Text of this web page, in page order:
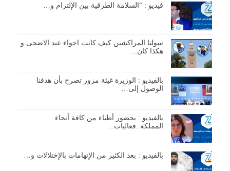
فيديو : “السلامة الطرقية بين الإلتزام و…
سولنا المراكشين كيف كانت اجواء عيد الاضحى و
هكذا كان…
بالفيديو : الوزيرة غيثة مزور تصرح بأن هدفنا
الوصول إلى…
بالفيديو : بحضور أطباء من كافة أنحاء
المملكة..فعاليات…
بالفيديو : بعد الكثير من الإتهامات بالإختلالات و…